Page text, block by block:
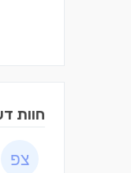
חוות